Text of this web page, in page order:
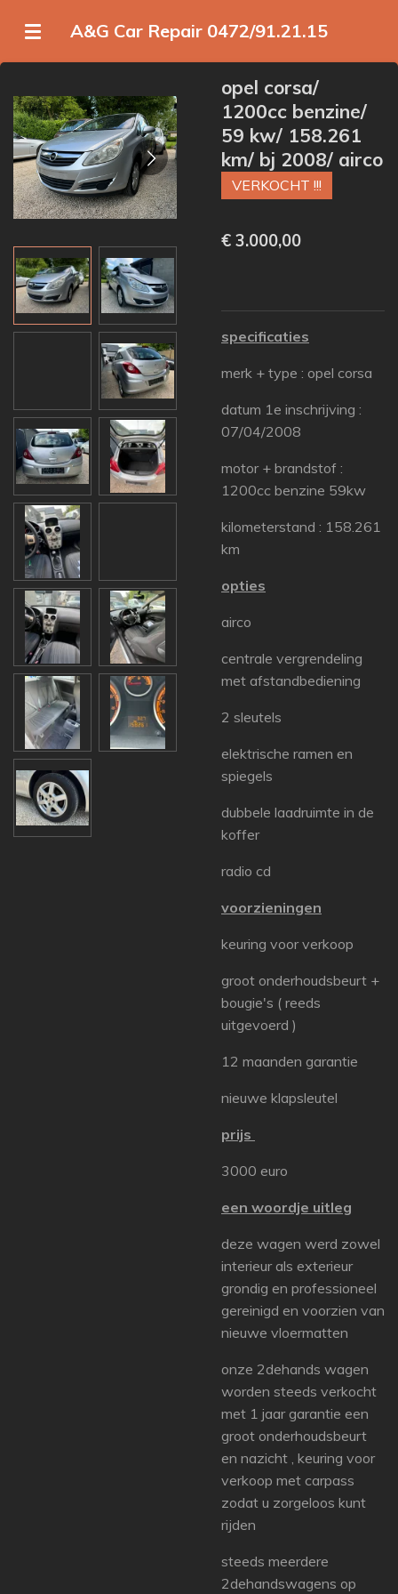
direct
naar
hoofdinhoud
A&G Car Repair 0472/91.21.15
opel corsa/
1200cc benzine/
59 kw/ 158.261
km/ bj 2008/ airco
VERKOCHT !!!
€ 3.000,00
specificaties
merk + type : opel corsa
datum 1e inschrijving :
07/04/2008
motor + brandstof :
1200cc benzine 59kw
kilometerstand : 158.261
km
opties
airco
centrale vergrendeling
met afstandbediening
2 sleutels
elektrische ramen en
spiegels
dubbele laadruimte in de
koffer
radio cd
voorzieningen
keuring voor verkoop
groot onderhoudsbeurt +
bougie's ( reeds
uitgevoerd )
12 maanden garantie
nieuwe klapsleutel
prijs
3000 euro
een woordje uitleg
deze wagen werd zowel
interieur als exterieur
grondig en professioneel
gereinigd en voorzien van
nieuwe vloermatten
onze 2dehands wagen
worden steeds verkocht
met 1 jaar garantie een
groot onderhoudsbeurt
en nazicht , keuring voor
verkoop met carpass
zodat u zorgeloos kunt
rijden
steeds meerdere
2dehandswagens op